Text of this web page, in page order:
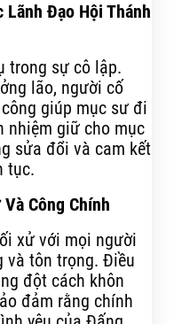
Lãnh Đạo Hội Thánh
trong sự cô lập.
lão, người cố
giúp mục sư đi
nhiệm giữ cho mục
sửa đổi và cam kết
tục.
Công Chính
xử với mọi người
và tôn trọng. Điều
đột cách khôn
đảm rằng chính